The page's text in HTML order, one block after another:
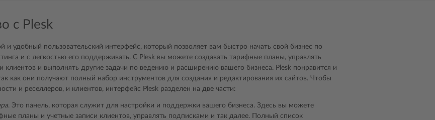
с Plesk
и удобный пользовательский интерфейс, который позволяет вам быстро начать свой бизнес по
и с легкостью его поддерживать. С Plesk вы можете создавать тарифные планы, управлять
клиентов и выполнять другие задачи по ведению и расширению вашего бизнеса. Plesk понравится и
как они получают полный набор инструментов для создания и редактирования их сайтов. Чтобы
и реселлеров, и клиентов, интерфейс Plesk разделен на две части:
. Это панель, которая служит для настройки и поддержки вашего бизнеса. Здесь вы можете
планы и учетные записи клиентов, управлять подписками и так далее. Полный список